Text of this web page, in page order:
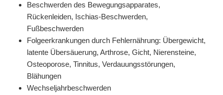
Beschwerden des Bewegungsapparates,
Rückenleiden, Ischias-Beschwerden,
Fußbeschwerden
Folgeerkrankungen durch Fehlernährung: Übergewicht,
latente Übersäuerung, Arthrose, Gicht, Nierensteine,
Osteoporose, Tinnitus, Verdauungsstörungen,
Blähungen
Wechseljahrbeschwerden